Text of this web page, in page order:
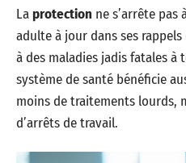
Laprotection ne s’arrête pas
adulte à jour dans ses
à des maladies jadis fatales à
système de santé bénéficie
moins de traitements lourds,
d’arrêts de travail.